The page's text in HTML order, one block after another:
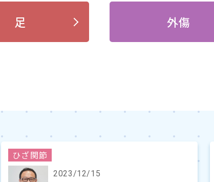
足 外傷
ひざ関節
2023/12/15